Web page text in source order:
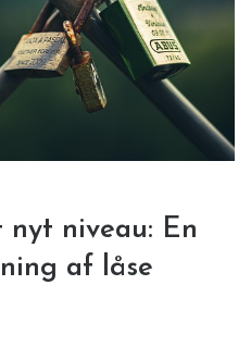
nyt niveau: En
af låse